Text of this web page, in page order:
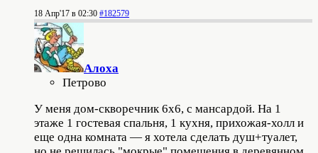
18 Апр'17 в 02:30 #182579
Алоха
Петрово
У меня дом-скворечник 6х6, с мансардой. На 1
этаже 1 гостевая спальня, 1 кухня, прихожая-холл и
еще одна комната — я хотела сделать душ+туалет,